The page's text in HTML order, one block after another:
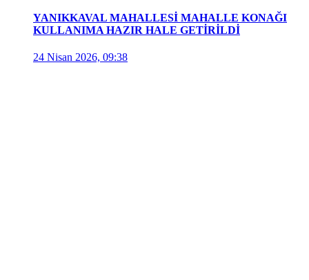
YANIKKAVAL MAHALLESİ MAHALLE KONAĞI
KULLANIMA HAZIR HALE GETİRİLDİ
24 Nisan 2026, 09:38